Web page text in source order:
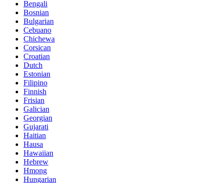
Bengali
Bosnian
Bulgarian
Cebuano
Chichewa
Corsican
Croatian
Dutch
Estonian
Filipino
Finnish
Frisian
Galician
Georgian
Gujarati
Haitian
Hausa
Hawaiian
Hebrew
Hmong
Hungarian